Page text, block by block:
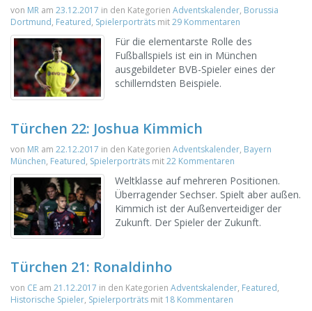
von MR am 23.12.2017 in den Kategorien Adventskalender, Borussia
Dortmund, Featured, Spielerporträts mit29 Kommentaren
Für die elementarste Rolle des
Fußballspiels ist ein in München
ausgebildeter BVB-Spieler eines der
schillerndsten Beispiele.
Türchen 22: Joshua Kimmich
von MR am 22.12.2017 in den Kategorien Adventskalender, Bayern
München, Featured, Spielerporträts mit22 Kommentaren
Weltklasse auf mehreren Positionen.
Überragender Sechser. Spielt aber außen.
Kimmich ist der Außenverteidiger der
Zukunft. Der Spieler der Zukunft.
Türchen 21: Ronaldinho
von CE am 21.12.2017 in den Kategorien Adventskalender, Featured,
Historische Spieler, Spielerporträts mit 18 Kommentaren